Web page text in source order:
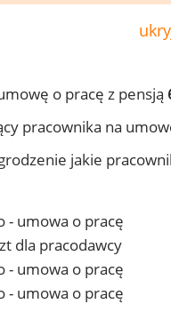
o pracę z pensją
pracownika na
jakie
- umowa o pracę
dla pracodawcy
- umowa o pracę
- umowa o pracę